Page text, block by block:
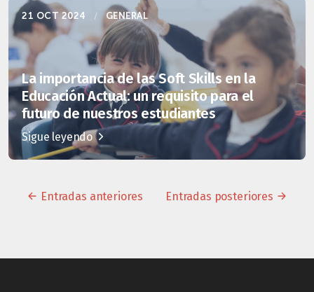
21 OCT 2024 / GENERAL
La importancia de las Soft Skills en la
Educación Actual: un requisito para el
futuro de nuestros estudiantes
Sigue leyendo
Entradas anteriores Entradas posteriores